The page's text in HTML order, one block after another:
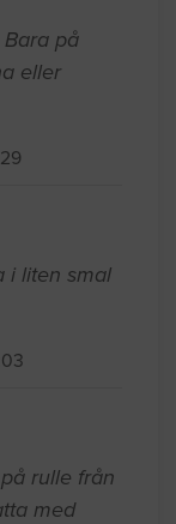
på
eller
i liten smal
rulle från
med